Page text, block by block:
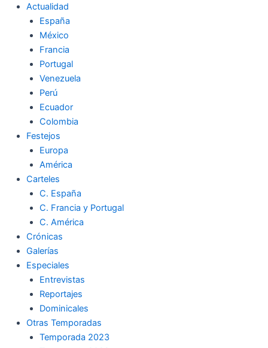
Actualidad
España
México
Francia
Portugal
Venezuela
Perú
Ecuador
Colombia
Festejos
Europa
América
Carteles
C. España
C. Francia y Portugal
C. América
Crónicas
Galerías
Especiales
Entrevistas
Reportajes
Dominicales
Otras Temporadas
Temporada 2023